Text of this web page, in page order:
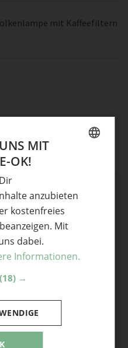
mit Kaffeefiltern
veröffentlicht.
*markiert
MIT
OK!
anzubieten
kostenfreies
Mit
dabei.
Informationen.
(18) →